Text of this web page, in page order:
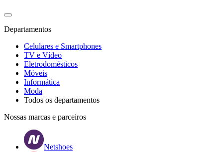
Departamentos
Celulares e Smartphones
TV e Vídeo
Eletrodomésticos
Móveis
Informática
Moda
Todos os departamentos
Nossas marcas e parceiros
Netshoes